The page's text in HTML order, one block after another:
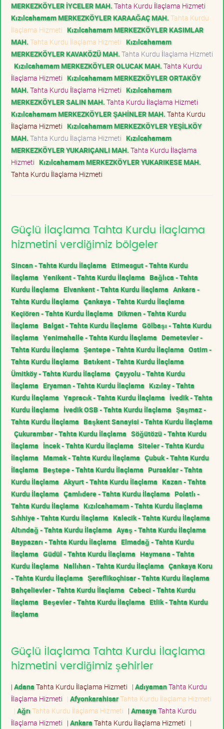
MERKEZKÖYLER İYCELER MAH. Tahta Kurdu İlaçlama Hizmeti
Kızılcahamam MERKEZKÖYLER KARAAĞAÇ MAH. Tahta Kurdu
İlaçlama Hizmeti Kızılcahamam MERKEZKÖYLER KASIMLAR
MAH. Tahta Kurdu İlaçlama Hizmeti Kızılcahamam
MERKEZKÖYLER KAVAKÖZÜ MAH. Tahta Kurdu İlaçlama Hizmeti
Kızılcahamam MERKEZKÖYLER OLUCAK MAH. Tahta Kurdu
İlaçlama Hizmeti Kızılcahamam MERKEZKÖYLER ORTAKÖY
MAH. Tahta Kurdu İlaçlama Hizmeti Kızılcahamam
MERKEZKÖYLER SALIN MAH. Tahta Kurdu İlaçlama Hizmeti
Kızılcahamam MERKEZKÖYLER ŞAHİNLER MAH. Tahta Kurdu
İlaçlama Hizmeti Kızılcahamam MERKEZKÖYLER YEŞİLKÖY
MAH. Tahta Kurdu İlaçlama Hizmeti Kızılcahamam
MERKEZKÖYLER YUKARIÇANLI MAH. Tahta Kurdu İlaçlama
Hizmeti Kızılcahamam MERKEZKÖYLER YUKARIKESE MAH.
Tahta Kurdu İlaçlama Hizmeti
Güçlü İlaçlama Tahta Kurdu İlaçlama
hizmetini verdiğimiz bölgeler
Sincan - Tahta Kurdu İlaçlama Etimesgut - Tahta Kurdu
İlaçlama Yenikent - Tahta Kurdu İlaçlama Bağlıca - Tahta
Kurdu İlaçlama Elvankent - Tahta Kurdu İlaçlama Ankara -
Tahta Kurdu İlaçlama Çankaya - Tahta Kurdu İlaçlama
Keçiören - Tahta Kurdu İlaçlama Dikmen - Tahta Kurdu
İlaçlama Balgat - Tahta Kurdu İlaçlama Gölbaşı - Tahta Kurdu
İlaçlama Yenimahalle - Tahta Kurdu İlaçlama Demetevler -
Tahta Kurdu İlaçlama Şentepe - Tahta Kurdu İlaçlama Ostim -
Tahta Kurdu İlaçlama Batıkent - Tahta Kurdu İlaçlama
Ümitköy - Tahta Kurdu İlaçlama Çayyolu - Tahta Kurdu
İlaçlama Eryaman - Tahta Kurdu İlaçlama Kızılay - Tahta
Kurdu İlaçlama Yapracık - Tahta Kurdu İlaçlama İvedik - Tahta
Kurdu İlaçlama İvedik OSB - Tahta Kurdu İlaçlama Şaşmaz -
Tahta Kurdu İlaçlama Başkent Sanayisi - Tahta Kurdu İlaçlama
Çukurambar - Tahta Kurdu İlaçlama Söğütözü - Tahta Kurdu
İlaçlama İncek - Tahta Kurdu İlaçlama Siteler - Tahta Kurdu
İlaçlama Mamak - Tahta Kurdu İlaçlama Çubuk - Tahta Kurdu
İlaçlama Beştepe - Tahta Kurdu İlaçlama Pursaklar - Tahta
Kurdu İlaçlama Akyurt - Tahta Kurdu İlaçlama Kazan - Tahta
Kurdu İlaçlama Çamlıdere - Tahta Kurdu İlaçlama Polatlı -
Tahta Kurdu İlaçlama Kızılcahamam - Tahta Kurdu İlaçlama
Sıhhiye - Tahta Kurdu İlaçlama Kalecik - Tahta Kurdu İlaçlama
Altındağ - Tahta Kurdu İlaçlama Ayaş - Tahta Kurdu İlaçlama
Baypazarı - Tahta Kurdu İlaçlama Elmadağ - Tahta Kurdu
İlaçlama Güdül - Tahta Kurdu İlaçlama Haymana - Tahta
Kurdu İlaçlama Nallıhan - Tahta Kurdu İlaçlama Çankaya Koru
- Tahta Kurdu İlaçlama Şereflikoçhisar - Tahta Kurdu İlaçlama
Bahçelievler - Tahta Kurdu İlaçlama Cebeci - Tahta Kurdu
İlaçlama Beşevler - Tahta Kurdu İlaçlama Etlik - Tahta Kurdu
İlaçlama
Güçlü İlaçlama Tahta Kurdu İlaçlama
hizmetini verdiğimiz şehirler
| AdanaTahta Kurdu İlaçlama Hizmeti | AdıyamanTahta Kurdu
İlaçlama Hizmeti | AfyonkarahisarTahta Kurdu İlaçlama Hizmeti
| AğrıTahta Kurdu İlaçlama Hizmeti | AmasyaTahta Kurdu
İlaçlama Hizmeti | AnkaraTahta Kurdu İlaçlama Hizmeti |